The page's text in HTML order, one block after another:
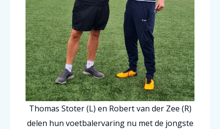
Thomas Stoter (L) en Robert van der Zee (R)
delen hun voetbalervaring nu met de jongste